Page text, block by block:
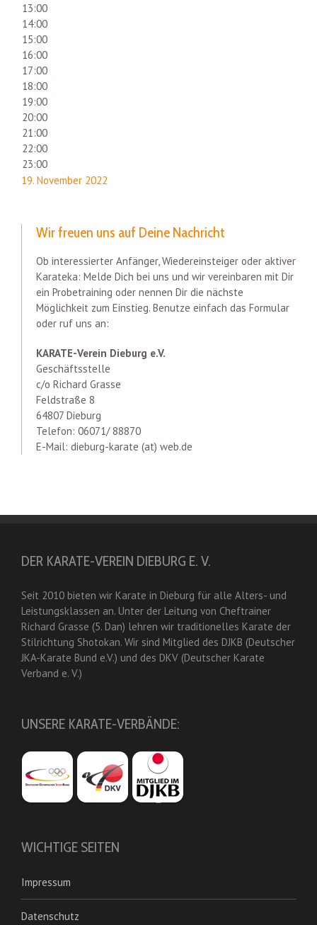
13:00
14:00
15:00
16:00
17:00
18:00
19:00
20:00
21:00
22:00
23:00
19. November 2022
Wir freuen uns auf Deine Nachricht
Ob interessierter Anfänger, Wiedereinsteiger oder aktiver
Karateka: Melde Dich bei uns und wir vereinbaren mit Dir
ein Probetraining oder nennen Dir die nächste
Möglichkeit zum Einstieg. Benutze einfach das Formular
oder ruf uns an:
KARATE-Verein Dieburg e.V.
Geschäftsstelle
c/o Richard Grasse
Feldstraße 8
64807 Dieburg
Telefon: 06071/ 88870
E-Mail: dieburg-karate (at) web.de
DER KARATE-VEREIN DIEBURG E. V.
Seit 2010 bieten wir Karate in Dieburg für alle Alters- und
Leistungsklassen an. Unter der Leitung von Cheftrainer
Richard Grasse (5. Dan) lehren wir traditionelles Karate der
Stilrichtung Shotokan. Wir sind Mitglied des DJKB (Deutscher
JKA-Karate Bund e.V.) und des DKV (Deutscher Karate
Verband e. V.)
UNSERE KARATE-VERBÄNDE:
WICHTIGE SEITEN
Impressum
Datenschutz